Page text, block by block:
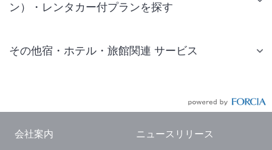
ン）・レンタカー付プランを探す
その他宿・ホテル・旅館関連 サービス
会社案内 ニュースリリース